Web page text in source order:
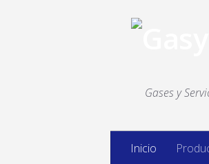
Gases y
Inicio